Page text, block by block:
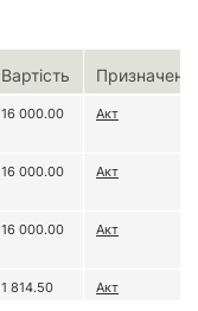
Вартість
16 000.00 Акт
16 000.00 Акт
16 000.00 Акт
1 814.50 Акт